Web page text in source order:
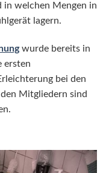
in welchen Mengen in
lagern.
wurde bereits in
ersten
bei den
Mitgliedern sind